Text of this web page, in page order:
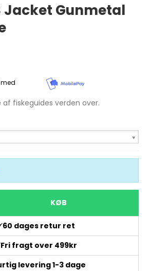
Jacket Gunmetal
fiskeguides verden over.
KØB
60 dages retur ret
Fri fragt over 499kr
levering 1-3 dage